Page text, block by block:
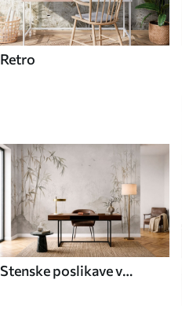
Retro
Stenske poslikave v